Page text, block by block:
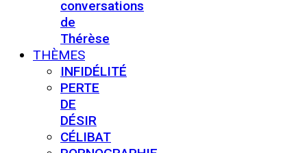
conversations
de
Thérèse
THÈMES
INFIDÉLITÉ
PERTE
DE
DÉSIR
CÉLIBAT